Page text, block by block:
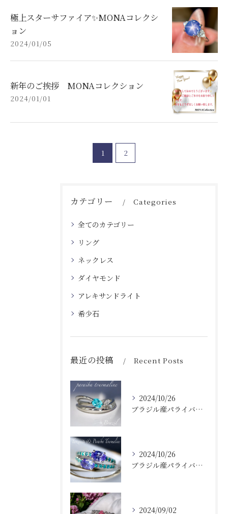
極上スターサファイア✨MONAコレクシ
ョン
2024/01/05
新年のご挨拶 MONAコレクション
2024/01/01
1 2
カテゴリー Categories
全てのカテゴリー
リング
ネックレス
ダイヤモンド
アレキサンドライト
希少石
最近の投稿 Recent Posts
2024/10/26
ブラジル産パライバトルマリンダイヤモンドリング✨MONAコレクション
2024/10/26
ブラジル産パライバトルマリンタンザナイトレア✨MONAコレクション
2024/09/02